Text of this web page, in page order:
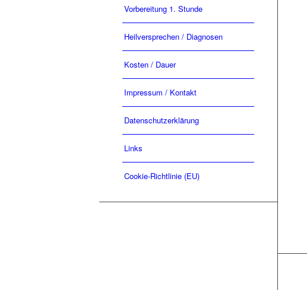
Vorbereitung 1. Stunde
Heilversprechen / Diagnosen
Kosten / Dauer
Impressum / Kontakt
Datenschutzerklärung
Links
Cookie-Richtlinie (EU)